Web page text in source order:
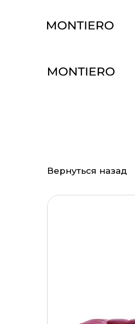
Вернуться назад